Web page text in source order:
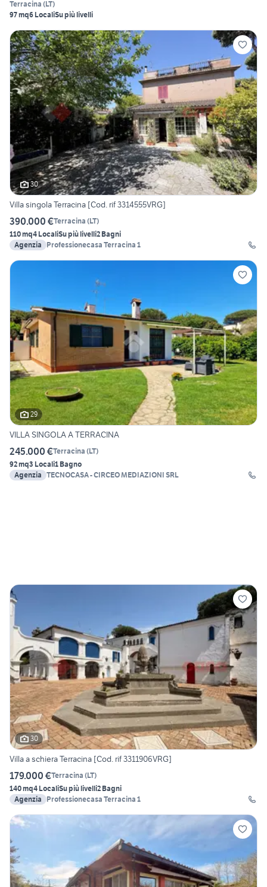
Terracina (LT)
97 mq6 LocaliSu più livelli
30
Villa singola Terracina [Cod. rif 3314555VRG]
390.000 €Terracina (LT)
110 mq4 LocaliSu più livelli2 Bagni
Agenzia
Professionecasa Terracina 1
29
VILLA SINGOLA A TERRACINA
245.000 €Terracina (LT)
92 mq3 Locali1 Bagno
Agenzia TECNOCASA - CIRCEO MEDIAZIONI SRL
30
Villa a schiera Terracina [Cod. rif 3311906VRG]
179.000 €Terracina (LT)
140 mq4 LocaliSu più livelli2 Bagni
Agenzia
Professionecasa Terracina 1